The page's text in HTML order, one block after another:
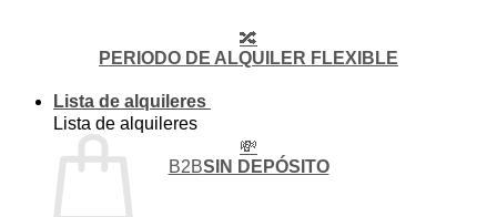
Lista de alquileres
Lista de alquileres
🔀
PERIODO DE ALQUILER FLEXIBLE
💸
B2BSIN DEPÓSITO